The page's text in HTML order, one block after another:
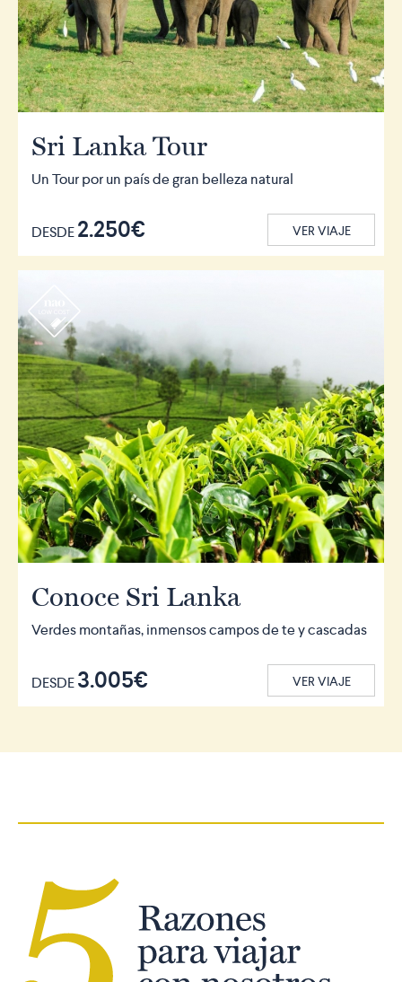
Sri Lanka Tour
Un Tour por un país de gran belleza natural
DESDE2.250€ VER VIAJE
r
Conoce Sri Lanka
Verdes montañas, inmensos campos de te y cascadas
DESDE3.005€ VER VIAJE